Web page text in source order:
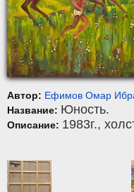
Автор: Ефимов Омар
Название: Юность.
Описание: 1983г.,